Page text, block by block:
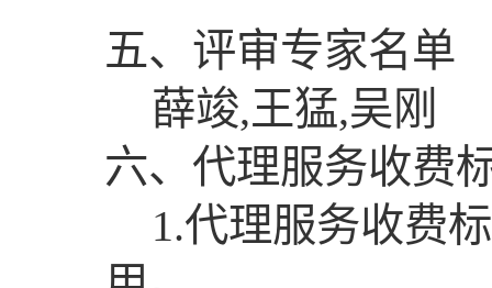
五、评审专家名单
薛竣,王猛,吴刚
六、代理服务收费
1.代理服务收费